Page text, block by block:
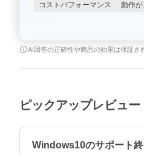
コストパフォーマンス 動作
AI回答の正確性や商品の効果は保証さ
ピックアップレビュー
Windows10のサポート